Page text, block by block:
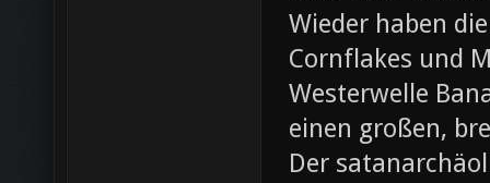
Wieder haben
Cornflakes und
Westerwelle
einen großen,
Der